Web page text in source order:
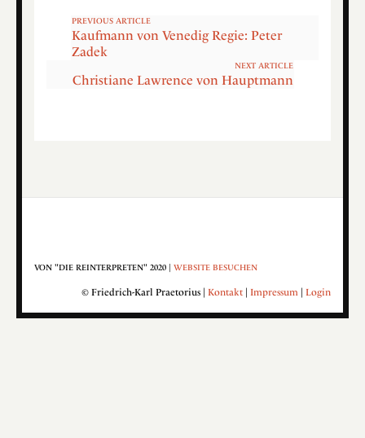
PREVIOUS ARTICLE
Kaufmann von Venedig Regie: Peter
Zadek
NEXT ARTICLE
Christiane Lawrence von Hauptmann
VON "DIE REINTERPRETEN" 2020 | WEBSITE BESUCHEN
© Friedrich-Karl Praetorius | Kontakt | Impressum | Login